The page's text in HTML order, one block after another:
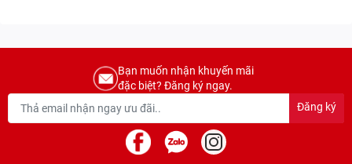
Bạn muốn nhận khuyến mãi
đặc biệt? Đăng ký ngay.
Đăng ký